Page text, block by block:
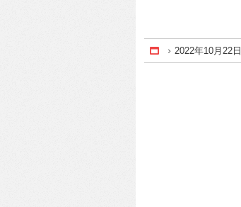
Home
2022年10月22日